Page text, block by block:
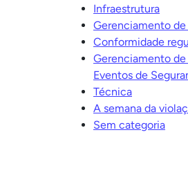
Infraestrutura
Gerenciamento de
Conformidade
Gerenciamento
Eventos de
Técnica
A semana da
Sem categoria